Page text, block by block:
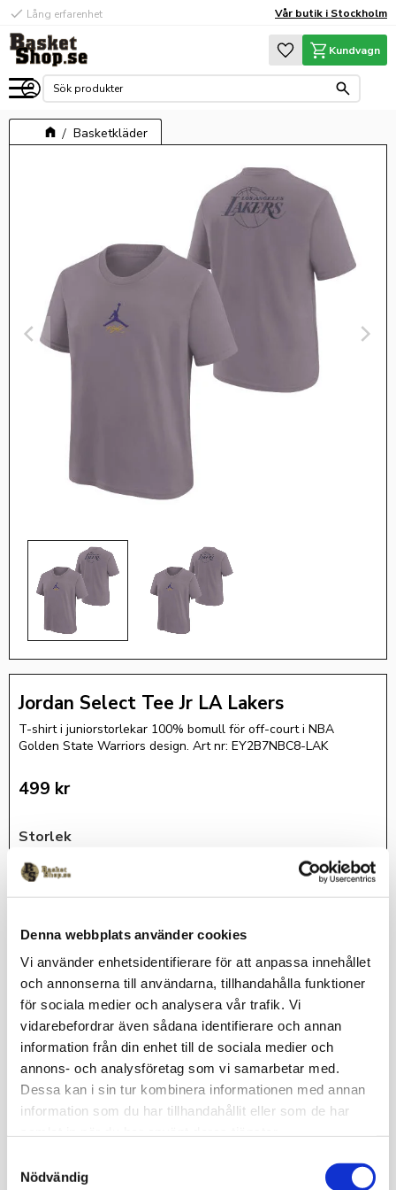
Denna webbplats använder cookies
Vi använder enhetsidentifierare för att anpassa innehållet
och annonserna till användarna, tillhandahålla funktioner
för sociala medier och analysera vår trafik. Vi
vidarebefordrar även sådana identifierare och annan
information från din enhet till de sociala medier och
annons- och analysföretag som vi samarbetar med.
Dessa kan i sin tur kombinera informationen med annan
information som du har tillhandahållit eller som de har
Nödvändig
Meny
check Lång erfarenhet Vår butik i Stockholm
Favoriter
Kundvagn
Basketkläder
Jordan Select Tee Jr LA Lakers
T-shirt i juniorstorlekar 100% bomull för off-court i NBA
Golden State Warriors design. Art nr: EY2B7NBC8-LAK
499 kr
Storlek
140
KÖP
Lagerstatus
I lager
Artikelnr
EY2B7NBC8-LAK-140
Omdömen